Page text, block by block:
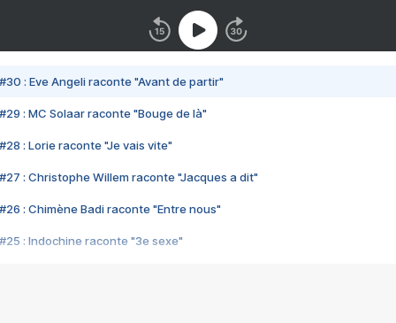
#30 : Eve Angeli raconte "Avant de partir"
#29 : MC Solaar raconte "Bouge de là"
#28 : Lorie raconte "Je vais vite"
#27 : Christophe Willem raconte "Jacques a dit"
#26 : Chimène Badi raconte "Entre nous"
#25 : Indochine raconte "3e sexe"